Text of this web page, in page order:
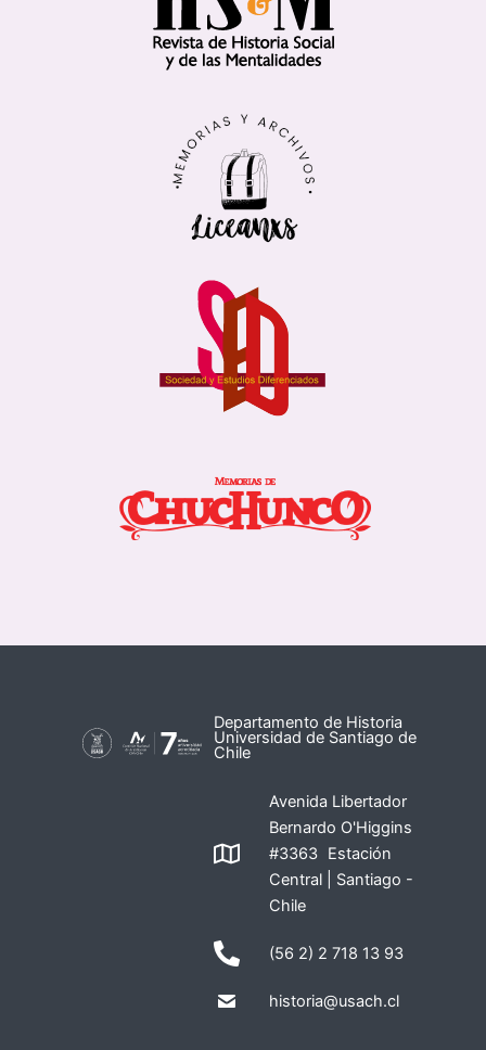
Departamento de Historia
Universidad de Santiago de
Chile
Avenida Libertador
Bernardo O'Higgins
#3363 Estación
Central | Santiago -
Chile
(56 2) 2 718 13 93
historia@usach.cl